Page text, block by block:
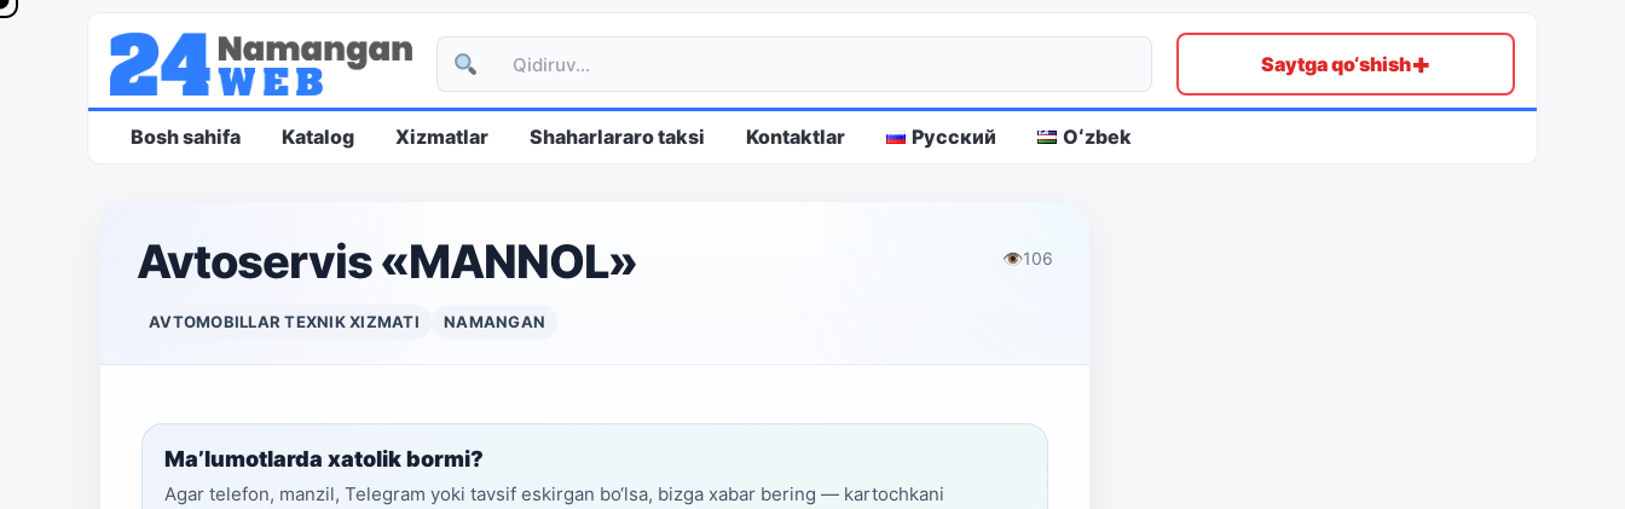
Saytga qo‘shish+
Bosh sahifa Katalog Xizmatlar Shaharlararo taksi Kontaktlar Русский Oʻzbek
Avtoservis «MANNOL» 👁106
AVTOMOBILLAR TEXNIK XIZMATI NAMANGAN
Ma’lumotlarda xatolik bormi?
Agar telefon, manzil, Telegram yoki tavsif eskirgan bo‘lsa, bizga xabar bering — kartochkani